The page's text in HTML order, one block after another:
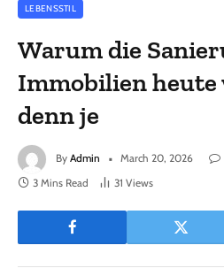
LEBENSSTIL
Warum die
Immobilien
denn je
By Admin March 20, 2026
3 Mins Read
31 Views